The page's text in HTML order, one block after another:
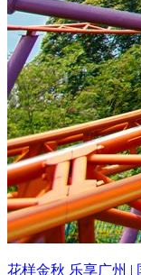
花样金秋 乐享广州 |